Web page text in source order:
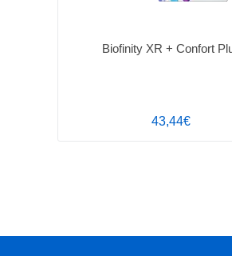
Biofinity XR + Confort
43,44€